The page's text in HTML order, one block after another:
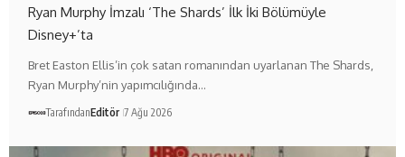
Ryan Murphy İmzalı ‘The Shards’ İlk İki Bölümüyle
Disney+’ta
Bret Easton Ellis’in çok satan romanından uyarlanan The Shards,
Ryan Murphy’nin yapımcılığında…
TarafındanEditör 7 Ağu 2026